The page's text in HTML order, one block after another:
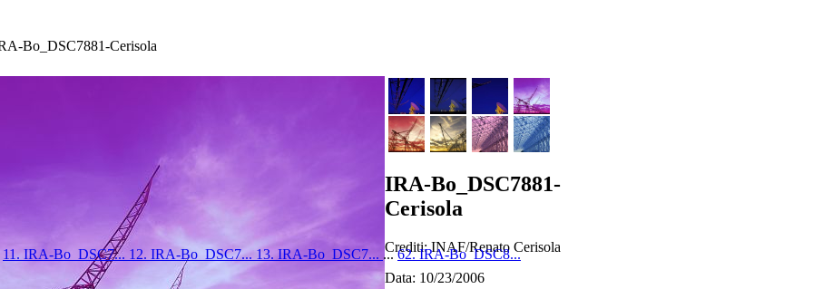
Bo_DSC7881-Cerisola
IRA-Bo_DSC7881-
Cerisola
Crediti: INAF/Renato Cerisola
Data: 10/23/2006
11. IRA-Bo_DSC7... 12. IRA-Bo_DSC7...13. IRA-Bo_DSC7... ... 62. IRA-Bo_DSC8...